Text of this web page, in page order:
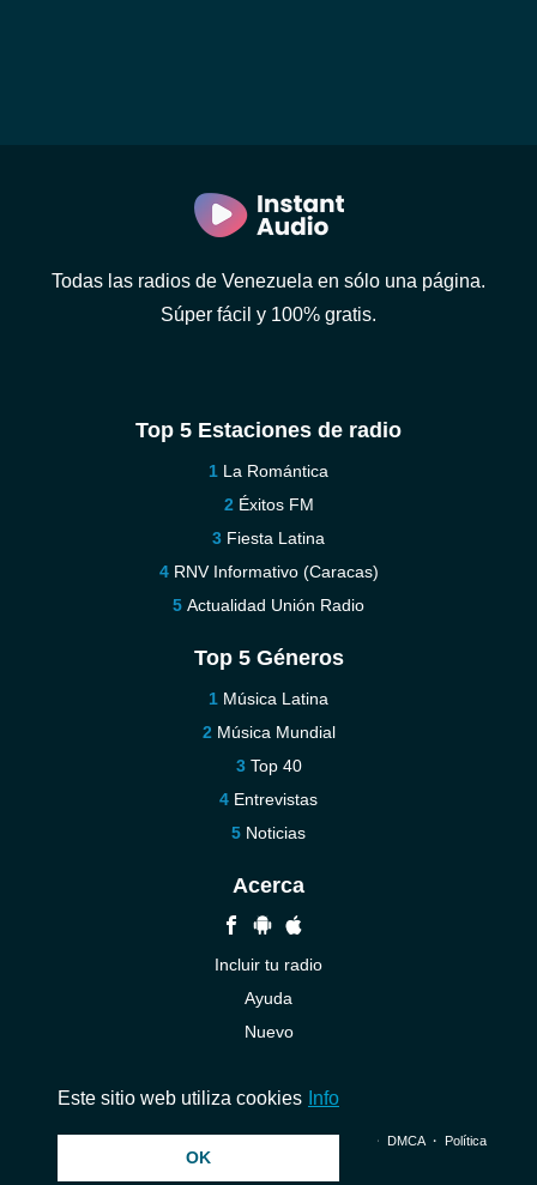
Todas las radios de Venezuela en sólo una página.
Súper fácil y 100% gratis.
Top 5 Estaciones de radio
La Romántica
Éxitos FM
Fiesta Latina
RNV Informativo (Caracas)
Actualidad Unión Radio
Top 5 Géneros
Música Latina
Música Mundial
Top 40
Entrevistas
Noticias
Acerca
Incluir tu radio
Ayuda
Nuevo
© 2026 InstantAudio. Reservados todos los derechos. ・ DMCA・ Política
Este sitio web utiliza cookies Info
OK